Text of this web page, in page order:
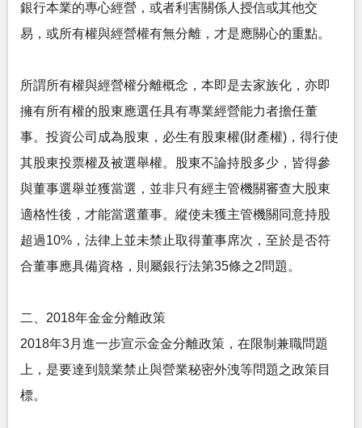
銀行本業的專心經營，或者利害關係人授信或其他交
易，或所有權與經營權有無分離，才是應關心的重點。
所謂所有權與經營權分離概念，本即是去家族化，亦即
擁有所有權的股東應選任具有專業經營能力者擔任董
事。投資公司成為股東，必生有股東權(財產權)，得行使
其股東投票權及被選舉權。股東不論持股多少，皆得參
與董事選舉並獲當選，並非只有經主管機關審查大股東
適格性後，才能當選董事。縱使未獲主管機關同意持股
超過10%，法律上並未禁止取得董事席次，至於是否符
合董事應具備資格，則屬銀行法第35條之2問題。
二、2018年金金分離政策
2018年3月進一步宣示金金分離政策，在限制兼職問題
上，是要達到競業禁止與營業秘密外洩等問題之政策目
標。